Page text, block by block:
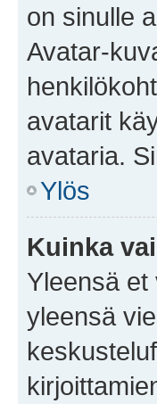
on sinulle
Avatar-
avatarit
avataria.
Ylös
Kuinka
Yleensä
yleensä